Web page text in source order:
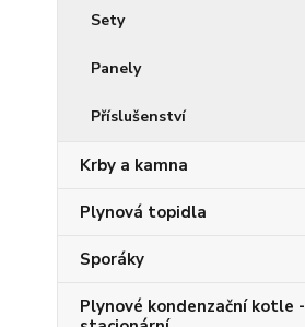
Sety
Panely
Příslušenství
Krby a kamna
Plynová topidla
Sporáky
Plynové kondenzační kotle -